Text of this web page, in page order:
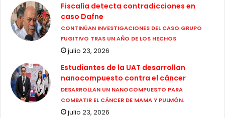
Fiscalía detecta contradicciones en
caso Dafne
CONTINÚAN INVESTIGACIONES DEL CASO GRUPO
FUGITIVO TRAS UN AÑO DE LOS HECHOS
julio 23, 2026
Estudiantes de la UAT desarrollan
nanocompuesto contra el cáncer
DESARROLLAN UN NANOCOMPUESTO PARA
COMBATIR EL CÁNCER DE MAMA Y PULMÓN.
julio 23, 2026